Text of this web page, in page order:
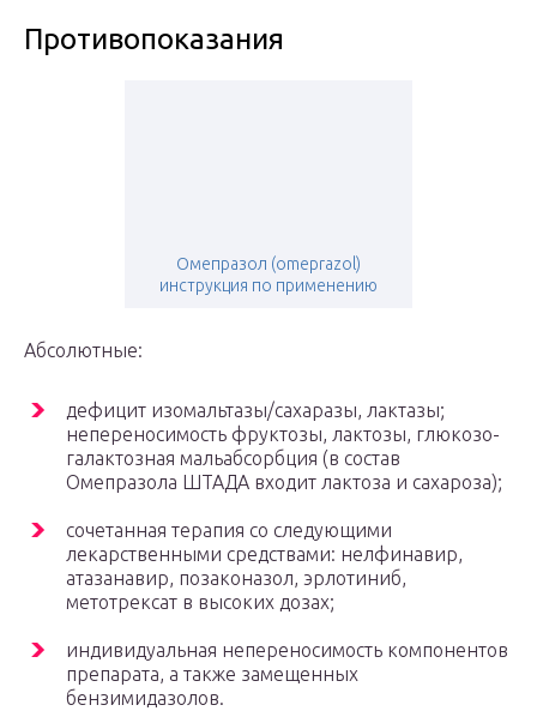
Противопоказания
Омепразол (omeprazol)
инструкция по применению
Абсолютные:
дефицит изомальтазы/сахаразы, лактазы;
непереносимость фруктозы, лактозы, глюкозо-
галактозная мальабсорбция (в состав
Омепразола ШТАДА входит лактоза и сахароза);
сочетанная терапия со следующими
лекарственными средствами: нелфинавир,
атазанавир, позаконазол, эрлотиниб,
метотрексат в высоких дозах;
индивидуальная непереносимость компонентов
препарата, а также замещенных
бензимидазолов.